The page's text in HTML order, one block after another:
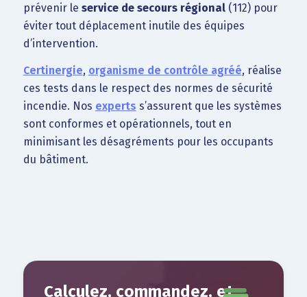
prévenir le service de secours régional(112) pour
éviter tout déplacement inutile des équipes
d’intervention.
Certinergie, organisme de contrôle agréé, réalise
ces tests dans le respect des normes de sécurité
incendie. Nos experts s’assurent que les systèmes
sont conformes et opérationnels, tout en
minimisant les désagréments pour les occupants
du bâtiment.
Calculez, commandez, et